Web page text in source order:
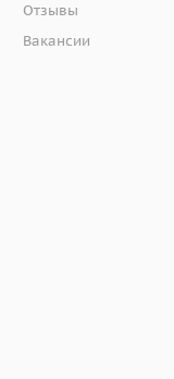
Отзывы
Вакансии